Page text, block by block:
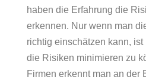
haben die Erfahrung die
erkennen. Nur wenn man
richtig einschätzen kann,
die Risiken minimieren zu
Firmen erkennt man an der